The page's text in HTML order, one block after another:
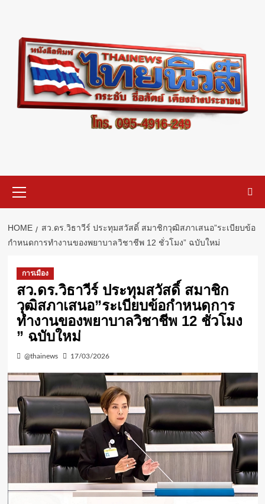
content
Menu
HOME
สว.ดร.วิธา​วีร์​ ประทุ​ม​สวัสดิ์​ สมาชิกวุฒิสภาเสนอ”ระเบียบข้อ
กำหนดการทำงานของพยาบาลวิชาชีพ​ 12 ชั่วโมง​” ฉบับใหม่
การเมือง
สว.ดร.วิธา​วีร์​ ประทุ​ม​สวัสดิ์​ สมาชิก
วุฒิสภาเสนอ”ระเบียบข้อกำหนดการ
ทำงานของพยาบาลวิชาชีพ​ 12 ชั่วโมง​
” ฉบับใหม่
@thainews 17/03/2026